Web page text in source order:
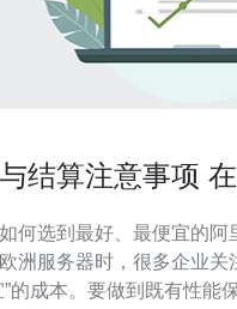
结算注意事项
何选到最好、最便宜的阿
洲服务器时，很多企业关
”的成本。要做到既有性能